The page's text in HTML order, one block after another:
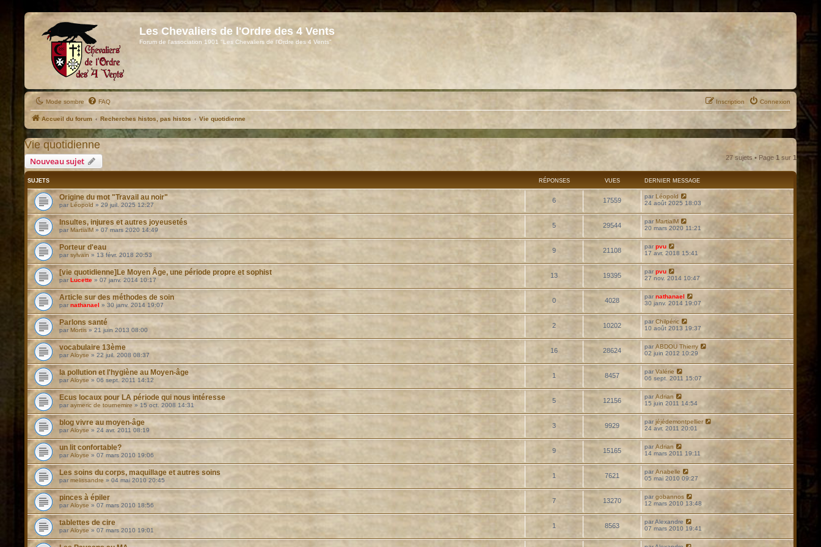
Les Chevaliers de l'Ordre des 4 Vents
Forum de l'association 1901 "Les Chevaliers de l'Ordre des 4 Vents"
Mode sombre FAQ Connexion
Inscription
Accueil du forum Recherches histos, pas histos Vie quotidienne
Vie quotidienne
Nouveau sujet 27 sujets • Page 1 sur 1
SUJETS RÉPONSES VUES DERNIER MESSAGE
Origine du mot "Travail au noir"
par Léopold » 29 juil. 2025 12:27
6 17559
par Léopold
24 août 2025 18:03
Insultes, injures et autres joyeusetés
par MartialM » 07 mars 2020 14:49
5 29544
par MartialM
20 mars 2020 11:21
Porteur d'eau
par sylvain » 13 févr. 2018 20:53
9 21108
par pvu
17 avr. 2018 15:41
[vie quotidienne]Le Moyen Âge, une période propre et sophist
par Lucette » 07 janv. 2014 10:17
13 19395
par pvu
27 nov. 2014 10:47
Article sur des méthodes de soin
par nathanael » 30 janv. 2014 19:07
0 4028
par nathanael
30 janv. 2014 19:07
Parlons santé
par Mortis » 21 juin 2013 08:00
2 10202
par Chilpéric
10 août 2013 19:37
vocabulaire 13ème
par Aloyse » 22 juil. 2008 08:37
16 28624
par ABDOU Thierry
02 juin 2012 10:29
la pollution et l'hygiène au Moyen-âge
par Aloyse » 06 sept. 2011 14:12
1 8457
par Valérie
06 sept. 2011 15:07
Ecus locaux pour LA période qui nous intéresse
par aymeric de tournemire » 15 oct. 2008 14:31
5 12156
par Adrian
15 juin 2011 14:54
blog vivre au moyen-âge
par Aloyse » 24 avr. 2011 08:19
3 9929
par jéjédemontpellier
24 avr. 2011 20:01
un lit confortable?
par Aloyse » 07 mars 2010 19:06
9 15165
par Adrian
14 mars 2011 19:11
Les soins du corps, maquillage et autres soins
par melissandre » 04 mai 2010 20:45
1 7621
par Anabelle
05 mai 2010 09:27
pinces à épiler
par Aloyse » 07 mars 2010 18:56
7 13270
par gobannos
12 mars 2010 13:48
tablettes de cire
par Aloyse » 07 mars 2010 19:01
1 8563
parAlexandre
07 mars 2010 19:41